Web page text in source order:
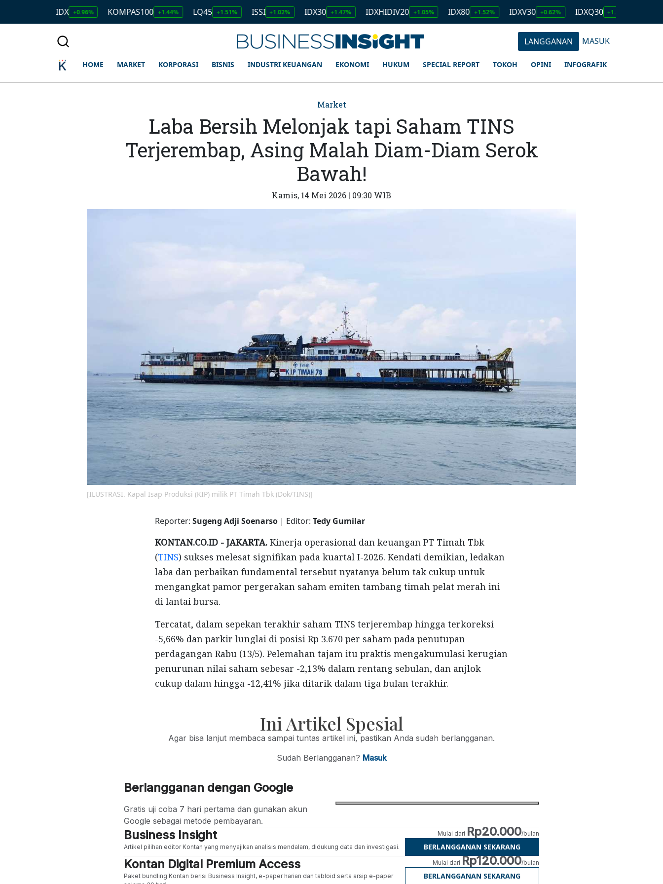
+0.96% KOMPAS100 +1.44% LQ45 +1.51% ISSI +1.02% IDX30 +1.47% IDXHIDIV20 +1.05% IDX80 +1.52% IDXV30 +0.62% IDXQ30 +1.19%
LANGGANAN MASUK
HOME MARKET KORPORASI BISNIS INDUSTRI KEUANGAN EKONOMI HUKUM SPECIAL REPORT TOKOH OPINI INFOGRAFIK
Market
Laba Bersih Melonjak tapi Saham TINS
Terjerembap, Asing Malah Diam-Diam Serok
Bawah!
Kamis, 14 Mei 2026 | 09:30 WIB
[ILUSTRASI. Kapal Isap Produksi (KIP) milik PT Timah Tbk (Dok/TINS)]
Reporter: Sugeng Adji Soenarso | Editor: Tedy Gumilar
KONTAN.CO.ID - JAKARTA. Kinerja operasional dan keuangan PT Timah Tbk
(TINS) sukses melesat signifikan pada kuartal I-2026. Kendati demikian, ledakan
laba dan perbaikan fundamental tersebut nyatanya belum tak cukup untuk
mengangkat pamor pergerakan saham emiten tambang timah pelat merah ini
di lantai bursa.
Tercatat, dalam sepekan terakhir saham TINS terjerembap hingga terkoreksi
-5,66% dan parkir lunglai di posisi Rp 3.670 per saham pada penutupan
perdagangan Rabu (13/5). Pelemahan tajam itu praktis mengakumulasi kerugian
penurunan nilai saham sebesar -2,13% dalam rentang sebulan, dan anjlok
cukup dalam hingga -12,41% jika ditarik dalam tiga bulan terakhir.
Ini Artikel Spesial
Agar bisa lanjut membaca sampai tuntas artikel ini, pastikan Anda sudah berlangganan.
Sudah Berlangganan? Masuk
Berlangganan dengan Google
Gratis uji coba 7 hari pertama dan gunakan akun
Google sebagai metode pembayaran.
Business Insight
Artikel pilihan editor Kontan yang menyajikan analisis mendalam, didukung data dan investigasi.
Mulai dari Rp20.000/bulan
BERLANGGANAN SEKARANG
Kontan Digital Premium Access
Paket bundling Kontan berisi Business Insight, e-paper harian dan tabloid serta arsip e-paper
Mulai dari Rp120.000/bulan
BERLANGGANAN SEKARANG